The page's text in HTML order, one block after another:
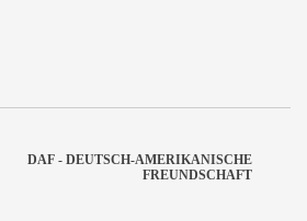
DAF - DEUTSCH-AMERIKANISCHE
FREUNDSCHAFT